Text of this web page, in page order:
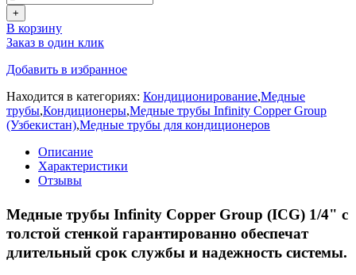
+
В корзину
Заказ в один клик
Добавить в избранное
Находится в категориях: Кондиционирование,Медные
трубы,Кондиционеры,Медные трубы Infinity Copper Group
(Узбекистан),Медные трубы для кондиционеров
Описание
Характеристики
Отзывы
Медные трубы Infinity Copper Group (ICG) 1/4" с
толстой стенкой гарантированно обеспечат
длительный срок службы и надежность системы.